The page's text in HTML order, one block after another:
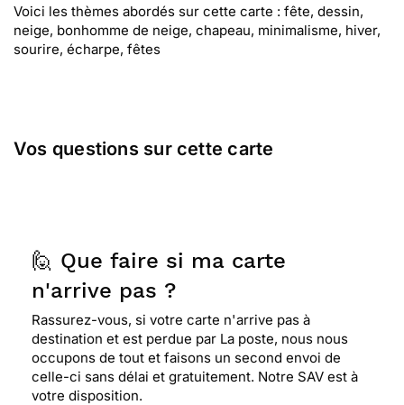
Voici les thèmes abordés sur cette carte : fête, dessin,
neige, bonhomme de neige, chapeau, minimalisme, hiver,
sourire, écharpe, fêtes
Vos questions sur cette carte
🙋 Que faire si ma carte
n'arrive pas ?
Rassurez-vous, si votre carte n'arrive pas à
destination et est perdue par La poste, nous nous
occupons de tout et faisons un second envoi de
celle-ci sans délai et gratuitement. Notre SAV est à
votre disposition.